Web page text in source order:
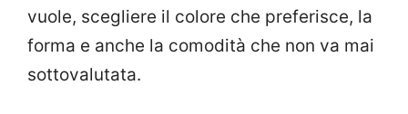
vuole, scegliere il colore che preferisce, la
forma e anche la comodità che non va mai
sottovalutata.